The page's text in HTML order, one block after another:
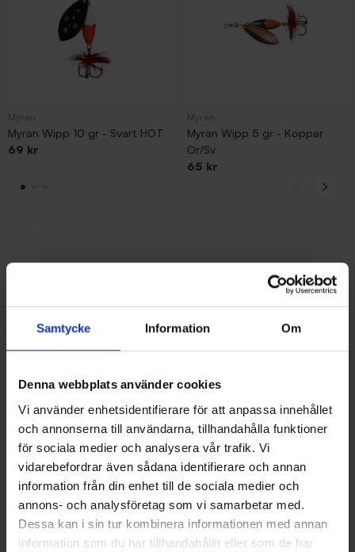
Samtycke Information Om
Denna webbplats använder cookies
Vi använder enhetsidentifierare för att anpassa innehållet
och annonserna till användarna, tillhandahålla funktioner
för sociala medier och analysera vår trafik. Vi
vidarebefordrar även sådana identifierare och annan
information från din enhet till de sociala medier och
annons- och analysföretag som vi samarbetar med.
Dessa kan i sin tur kombinera informationen med annan
information som du har tillhandahållit eller som de har
Myran Wipp 10 gr - Svart HOT
69 kr
Myran Wipp 5 gr - Koppar
Or/Sv
65 kr
Andra gillade även
Myran Mira Spinnare 4gr -
Myran Wipp 15 gr - Koppar
Or/Sv